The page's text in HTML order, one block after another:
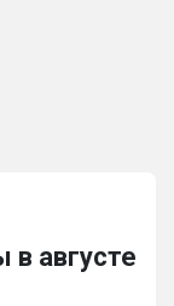
в августе